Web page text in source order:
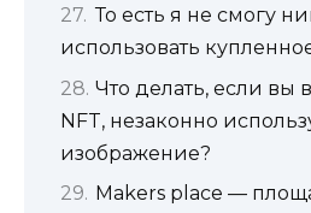
То есть я не смогу
использовать
Что делать, если вы
NFT, незаконно
изображение?
Makers place —